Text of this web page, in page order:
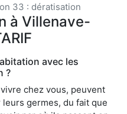
33 : dératisation
à Villenave-
avec les
?
chez vous, peuvent
germes, du fait que